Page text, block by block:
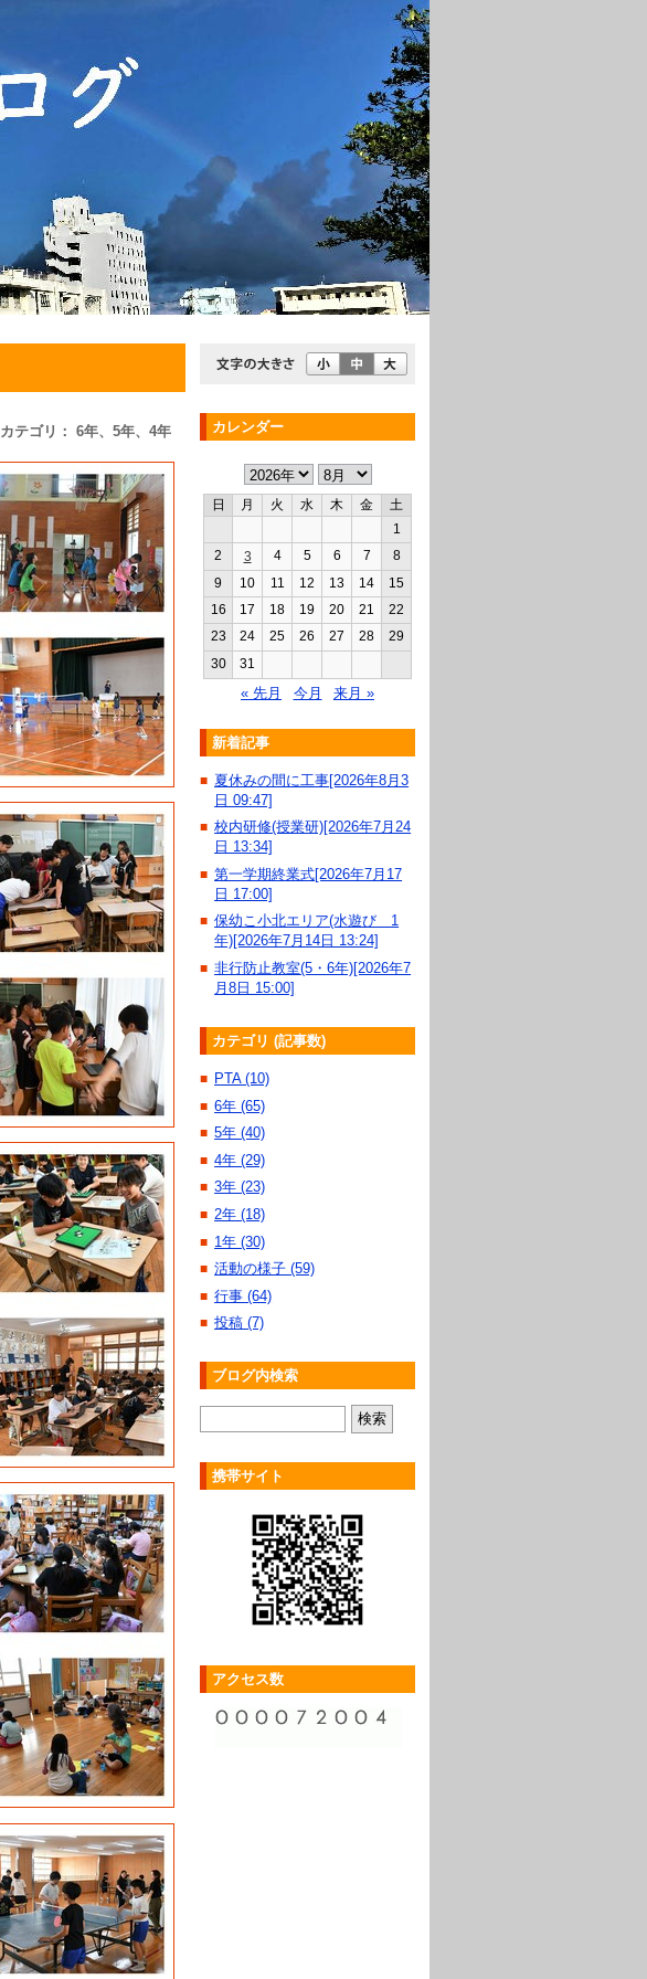
カテゴリ： 6年、5年、4年
カレンダー
日 月 火 水 木 金
土
1
2
3 4 5 6 7
8
9
10 11 12 13 14
15
16
17 18 19 20 21
22
23
24 25 26 27 28
29
30
31
« 先月 今月 来月 »
新着記事
■ 夏休みの間に工事[2026年8月3
日 09:47]
■ 校内研修(授業研)[2026年7月24
日 13:34]
■ 第一学期終業式[2026年7月17
日 17:00]
■ 保幼こ小北エリア(水遊び 1
年)[2026年7月14日 13:24]
■ 非行防止教室(5・6年)[2026年7
月8日 15:00]
カテゴリ (記事数)
■ PTA (10)
■ 6年 (65)
■ 5年 (40)
■ 4年 (29)
■ 3年 (23)
■ 2年 (18)
■ 1年 (30)
■ 活動の様子 (59)
■ 行事 (64)
■ 投稿 (7)
ブログ内検索
携帯サイト
アクセス数